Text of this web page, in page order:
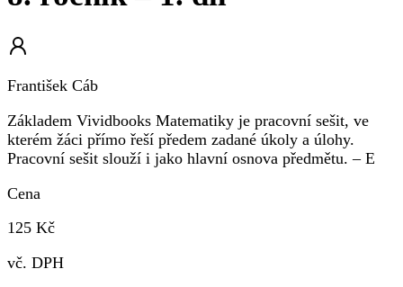
František Cáb
Základem Vividbooks Matematiky je pracovní sešit, ve
kterém žáci přímo řeší předem zadané úkoly a úlohy.
Pracovní sešit slouží i jako hlavní osnova předmětu. – E
Cena
125 Kč
vč. DPH